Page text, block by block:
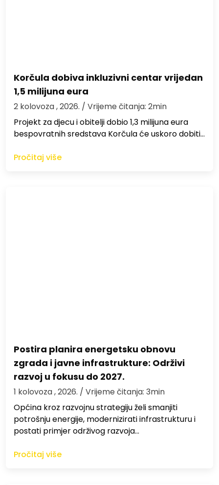
Korčula dobiva inkluzivni centar vrijedan
1,5 milijuna eura
2 kolovoza , 2026. / Vrijeme čitanja: 2min
Projekt za djecu i obitelji dobio 1,3 milijuna eura
bespovratnih sredstava Korčula će uskoro dobiti…
Pročitaj više
Postira planira energetsku obnovu
zgrada i javne infrastrukture: Održivi
razvoj u fokusu do 2027.
1 kolovoza , 2026. / Vrijeme čitanja: 3min
Općina kroz razvojnu strategiju želi smanjiti
potrošnju energije, modernizirati infrastrukturu i
postati primjer održivog razvoja…
Pročitaj više